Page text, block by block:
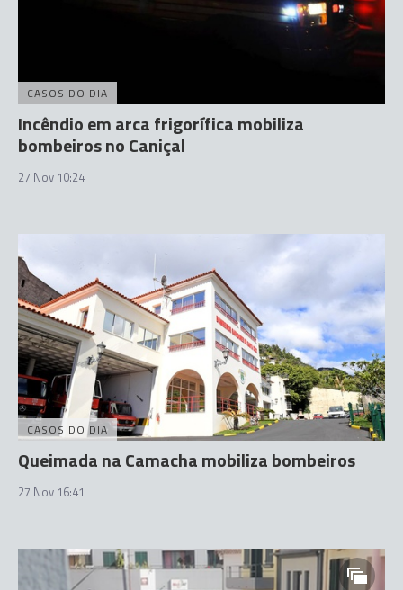
CASOS DO DIA
Incêndio em arca frigorífica mobiliza
bombeiros no Caniçal
27 Nov 10:24
CASOS DO DIA
Queimada na Camacha mobiliza bombeiros
27 Nov 16:41